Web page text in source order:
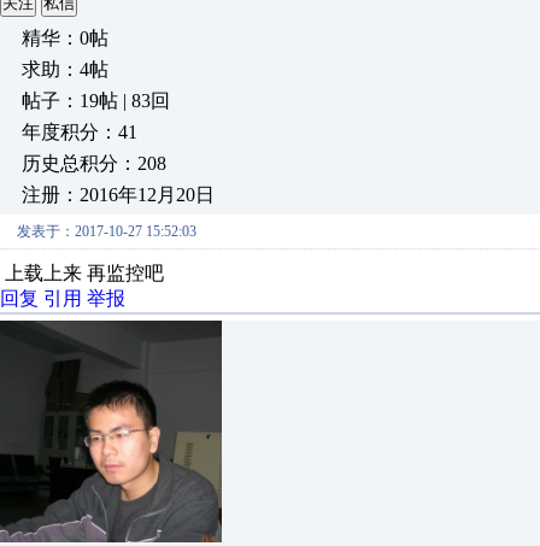
精华：0帖
求助：4帖
帖子：19帖 | 83回
年度积分：41
历史总积分：208
注册：2016年12月20日
发表于：2017-10-27 15:52:03
上载上来 再监控吧
回复 引用 举报